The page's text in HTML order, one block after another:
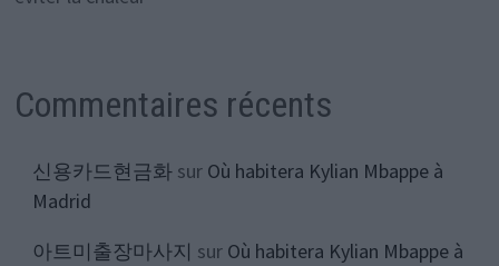
Commentaires récents
신용카드현금화sur Où habitera Kylian Mbappe à
Madrid
아트미출장마사지 sur Où habitera Kylian Mbappe à